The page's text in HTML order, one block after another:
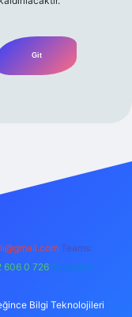
Teams:
606 0 726 Telegram:
Bilgi Teknolojileri